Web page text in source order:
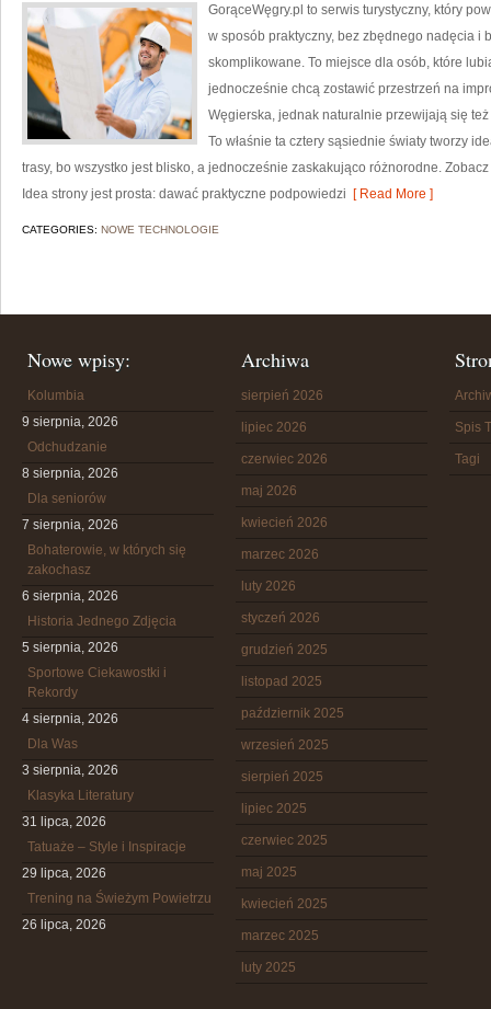
GorąceWęgry.pl to serwis turystyczny, który
w sposób praktyczny, bez zbędnego nadęcia i
skomplikowane. To miejsce dla osób, które
jednocześnie chcą zostawić przestrzeń na
Węgierska, jednak naturalnie przewijają się
To właśnie ta cztery sąsiednie światy tworzy
trasy, bo wszystko jest blisko, a jednocześnie zaskakująco różnorodne.
Idea strony jest prosta: dawać praktyczne podpowiedzi [ Read More ]
CATEGORIES: NOWE TECHNOLOGIE
Nowe wpisy:
Kolumbia
9 sierpnia, 2026
Odchudzanie
8 sierpnia, 2026
Dla seniorów
7 sierpnia, 2026
Bohaterowie, w których się
zakochasz
6 sierpnia, 2026
Historia Jednego Zdjęcia
5 sierpnia, 2026
Sportowe Ciekawostki i
Rekordy
4 sierpnia, 2026
Dla Was
3 sierpnia, 2026
Klasyka Literatury
31 lipca, 2026
Tatuaże – Style i Inspiracje
29 lipca, 2026
Trening na Świeżym Powietrzu
26 lipca, 2026
Archiwa
sierpień 2026
lipiec 2026
czerwiec 2026
maj 2026
kwiecień 2026
marzec 2026
luty 2026
styczeń 2026
grudzień 2025
listopad 2025
październik 2025
wrzesień 2025
sierpień 2025
lipiec 2025
czerwiec 2025
maj 2025
kwiecień 2025
marzec 2025
luty 2025
Spis
Tagi